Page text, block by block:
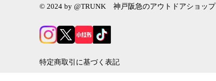
© 2024 by @TRUNK 神戸阪急のアウトドアショップ
特定商取引に基づく表記